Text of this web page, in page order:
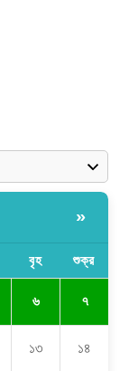
»
বৃহ শুক্র
৬ ৭
১৩ ১৪